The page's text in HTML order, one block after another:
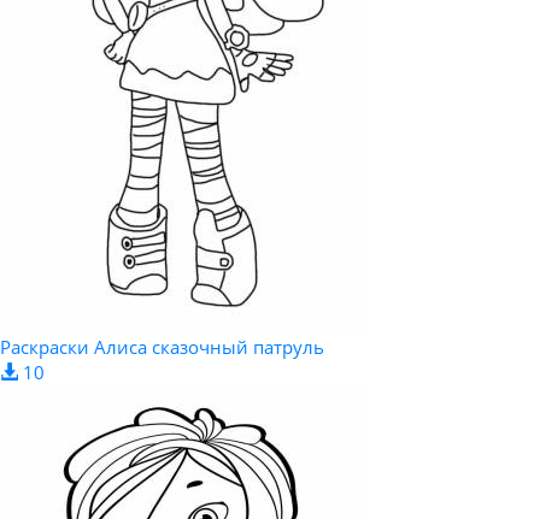
Раскраски Алиса сказочный патруль
10